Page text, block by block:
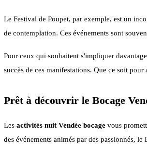
Le Festival de Poupet, par exemple, est un
de contemplation. Ces événements sont
Pour ceux qui souhaitent s'impliquer
succès de ces manifestations. Que ce soit
Prêt à découvrir le Bocage
Les activités nuit Vendée bocage vous
des événements animés par des passionnés,